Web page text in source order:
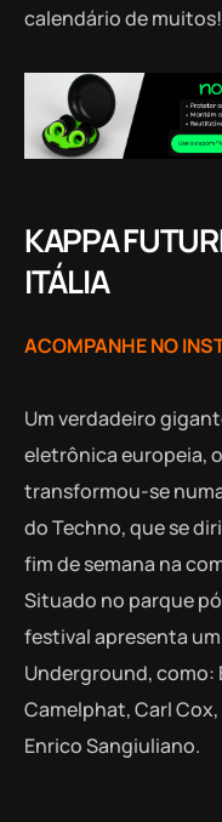
calendário de muitos!
KAPPA
ITÁLIA
ACOMPANHE NO
Um verdadeiro
eletrônica europeia,
transformou-se
do Techno, que se
fim de semana na
Situado no parque
festival apresenta
Underground, como:
Camelphat, Carl
Enrico Sangiuliano.